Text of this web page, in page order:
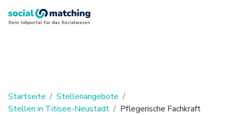
Startseite / Stellenangebote /
Stellen in Titisee-Neustadt / Pflegerische Fachkraft